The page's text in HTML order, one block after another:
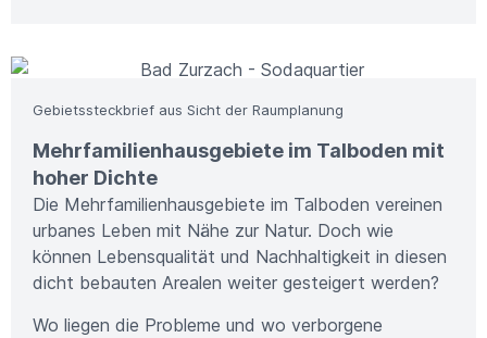
Gebietssteckbrief aus Sicht der Raumplanung
Mehrfamilienhausgebiete im Talboden mit
hoher Dichte
Die Mehrfamilienhausgebiete im Talboden vereinen
urbanes Leben mit Nähe zur Natur. Doch wie
können Lebensqualität und Nachhaltigkeit in diesen
dicht bebauten Arealen weiter gesteigert werden?
Wo liegen die Probleme und wo verborgene